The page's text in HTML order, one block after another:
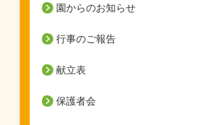
園からのお知らせ
行事のご報告
献立表
保護者会